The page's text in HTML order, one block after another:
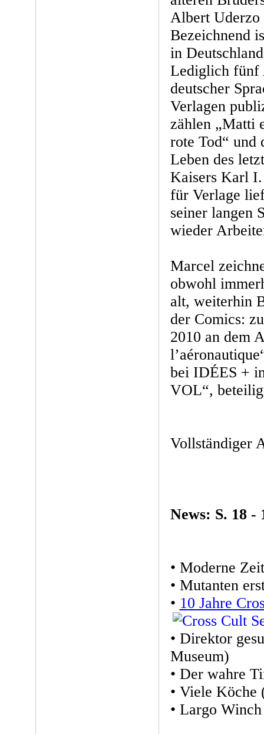
Albert Uderzo
Bezeichnend
in
Lediglich fünf
deutscher
Verlagen
zählen „Matti
rote Tod“ und
Leben des
Kaisers Karl
für Verlage
seiner langen
wieder
Marcel
obwohl
alt, weiterhin
der Comics:
2010 an dem
bei IDÉES +
VOL“,
Vollständiger
News: S. 18 -
• Moderne
• Mutanten
• 10 Jahre
• Direktor
Museum)
• Der wahre
• Viele Köche
• Largo